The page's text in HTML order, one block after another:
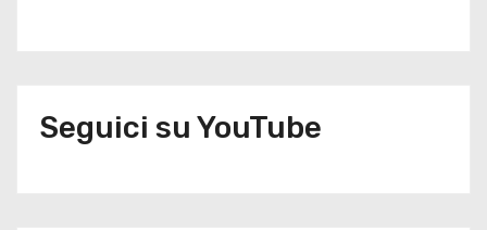
Seguici su YouTube